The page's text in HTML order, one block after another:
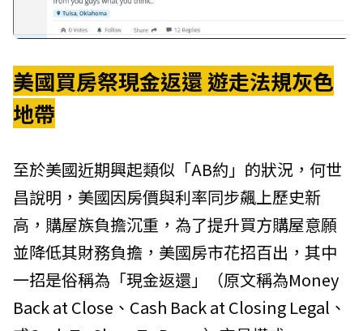
美國買房祭現金返還 遊走法規灰色
地帶
至於美國近期興起類似「AB約」的狀況，何世
昌說明，美國因房價與利率同步飆上歷史新
高，購屋族負擔沉重，為了提升買方購屋意願
並降低其財務負擔，美國房市花招百出，其中
一招是俗稱為「現金返還」（原文稱為Money
Back at Close、Cash Back at Closing Legal、